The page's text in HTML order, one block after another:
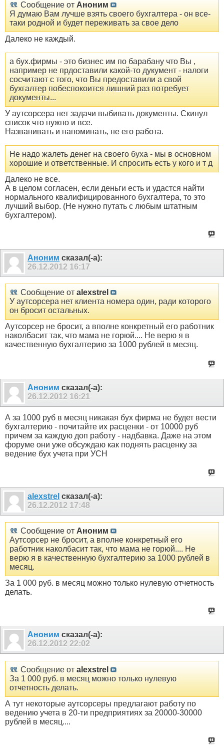
Сообщение от Аноним
Я думаю Вам лучше взять своего бухгалтера - он все-
таки родной и будет переживать за свое дело
Далеко не каждый.
а бух.фирмы - это бизнес им по барабану что Вы ,
например не прдоставили какой-то дукумент - налоги
сосчитают с того, что Вы предоставили а свой
бухгалтер побеспокоится лишний раз потребует
документы...
У аутсорсера нет задачи выбивать документы. Скинул
список что нужно и все.
Названивать и напоминать, не его работа.
Не надо жалеть денег на своего буха - мы в основном
хорошие и ответственные. И спросить есть у кого и т д
Далеко не все.
А в целом согласен, если деньги есть и удастся найти
нормального квалифицированного бухгалтера, то это
лучший выбор. (Не нужно путать с любым штатным
бухгалтером).
Аноним сказал(-а):
26.12.2012 16:17
Сообщение от alexstrel
У аутсорсера нет клиента номера один, ради которого
он бросит остальных.
Аутсорсер не бросит, а вполне конкретный его работник
наколбасит так, что мама не горюй.... Не верю я в
качественную бухгалтерию за 1000 рублей в месяц.
Аноним сказал(-а):
26.12.2012 16:21
А за 1000 руб в месяц никакая бух фирма не будет вести
бухгалтерию - почитайте их расценки - от 10000 руб
причем за каждую доп работу - надбавка. Даже на этом
форуме они уже обсуждаю как поднять расценку за
ведение бух учета при УСН
alexstrel сказал(-а):
26.12.2012 17:48
Сообщение от Аноним
Аутсорсер не бросит, а вполне конкретный его
работник наколбасит так, что мама не горюй.... Не
верю я в качественную бухгалтерию за 1000 рублей в
месяц.
За 1 000 руб. в месяц можно только нулевую отчетность
делать.
Аноним сказал(-а):
26.12.2012 22:02
Сообщение от alexstrel
За 1 000 руб. в месяц можно только нулевую
отчетность делать.
А тут некоторые аутсорсеры предлагают работу по
ведению учета в 20-ти предприятиях за 20000-30000
рублей в месяц....